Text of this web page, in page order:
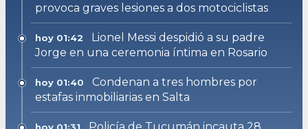
provoca graves lesiones a dos motociclistas
hoy 01:42
Lionel Messi despidió a su padre
Jorge en una ceremonia íntima en Rosario
hoy 01:40
Condenan a tres hombres por
estafas inmobiliarias en Salta